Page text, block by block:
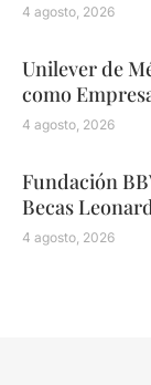
4 agosto, 2026
Unilever de
como
4 agosto, 2026
Fundación
Becas
4 agosto, 2026